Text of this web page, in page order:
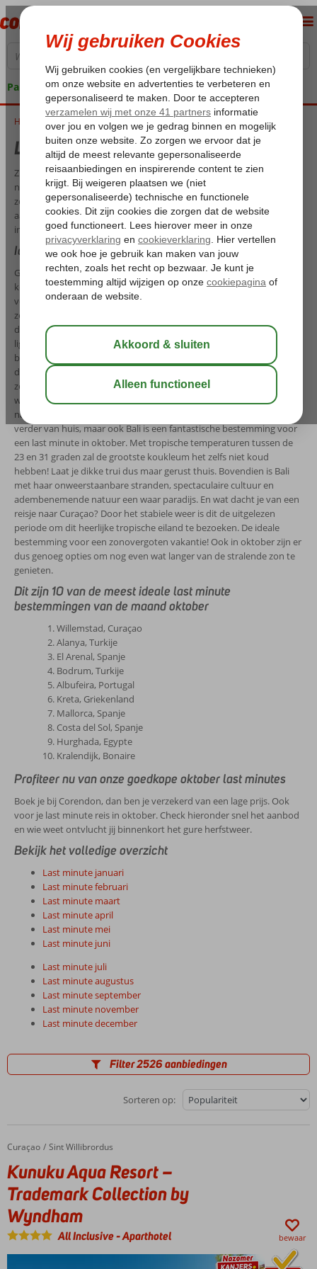
Pakketgarantie
Home Last minute oktober 2026
Last minute oktober 2026
Zin om een keertje dat gure herfstweer over te slaan? Of verlang je
nog hevig terug naar je vorige vakantie? Boek dan een reisje naar de
zon. Corendon heeft altijd wel een geschikte bestemming in de
aanbieding, speciaal voor jou. Wil je weten wat de ideale last minute
in oktober is? Wij zochten het voor je uit.
Ideale last minutes in oktober 2026
Geen herfstweer voor jou deze maand? Bij Corendon is er genoeg
keuze om het oer-Hollandse weer te ontvluchten. Kies bijvoorbeeld
voor het altijd zonnige Gambia. Het Afrikaanse land ligt op een kleine
zes uur vliegen, waardoor het de ideale bestemming is voor mensen
die eens buiten de grens van Europa willen reizen. De temperaturen
liggen gedurende het hele jaar rond de 28 graden. De perfecte
bestemming om de gure herfstweer over te slaan, zeker op één van
de kilometerslange zandstranden. Ook de Canarische Eilanden zijn
zeker de moeite waard voor een last minute in oktober. Het mooie
weer is het grootste pluspunt van deze eilanden, want je kunt er
namelijk het hele jaar door genieten van lenteachtig weer. Iets
verder van huis, maar ook Bali is een fantastische bestemming voor
een last minute in oktober. Met tropische temperaturen tussen de
23 en 31 graden zal de grootste koukleum het zelfs niet koud
hebben! Laat je dikke trui dus maar gerust thuis. Bovendien is Bali
met haar onweerstaanbare stranden, spectaculaire cultuur en
adembenemende natuur een waar paradijs. En wat dacht je van een
reisje naar Curaçao? Door het stabiele weer is dit de uitgelezen
periode om dit heerlijke tropische eiland te bezoeken. De ideale
bestemming voor een zonovergoten vakantie! Ook in oktober zijn er
dus genoeg opties om nog even wat langer van de stralende zon te
genieten.
Dit zijn 10 van de meest ideale last minute
bestemmingen van de maand oktober
Willemstad, Curaçao
Alanya, Turkije
El Arenal, Spanje
Bodrum, Turkije
Albufeira, Portugal
Kreta, Griekenland
Mallorca, Spanje
Costa del Sol, Spanje
Hurghada, Egypte
Kralendijk, Bonaire
Profiteer nu van onze goedkope oktober last minutes
Boek je bij Corendon, dan ben je verzekerd van een lage prijs. Ook
voor je last minute reis in oktober. Check hieronder snel het aanbod
en wie weet ontvlucht jij binnenkort het gure herfstweer.
Bekijk het volledige overzicht
Last minute januari
Last minute februari
Last minute maart
Last minute april
Last minute mei
Last minute juni
Last minute juli
Last minute augustus
Last minute september
Last minute november
Last minute december
Filter 2526 aanbiedingen
Sorteren op:
Home
Curaçao Sint Willibrordus
Kunuku Aqua Resort – Trademark Collection by Wyndham
Kunuku Aqua Resort –
Trademark Collection by
Wyndham
All Inclusive-Aparthotel bewaar